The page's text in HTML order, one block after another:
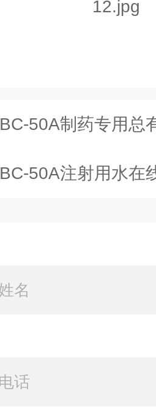
BC-50A制药专用总
BC-50A注射用水在